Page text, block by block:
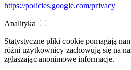
https://policies.google.com/privacy
Analityka
Statystyczne pliki cookie pomagają
różni użytkownicy zachowują się na
zgłaszając anonimowe informacje.